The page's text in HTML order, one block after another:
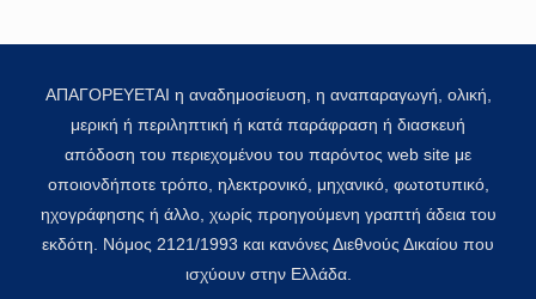
ΑΠΑΓΟΡΕΥΕΤΑΙ η αναδημοσίευση, η αναπαραγωγή, ολική,
μερική ή περιληπτική ή κατά παράφραση ή διασκευή
απόδοση του περιεχομένου του παρόντος web site με
οποιονδήποτε τρόπο, ηλεκτρονικό, μηχανικό, φωτοτυπικό,
ηχογράφησης ή άλλο, χωρίς προηγούμενη γραπτή άδεια του
εκδότη. Νόμος 2121/1993 και κανόνες Διεθνούς Δικαίου που
ισχύουν στην Ελλάδα.